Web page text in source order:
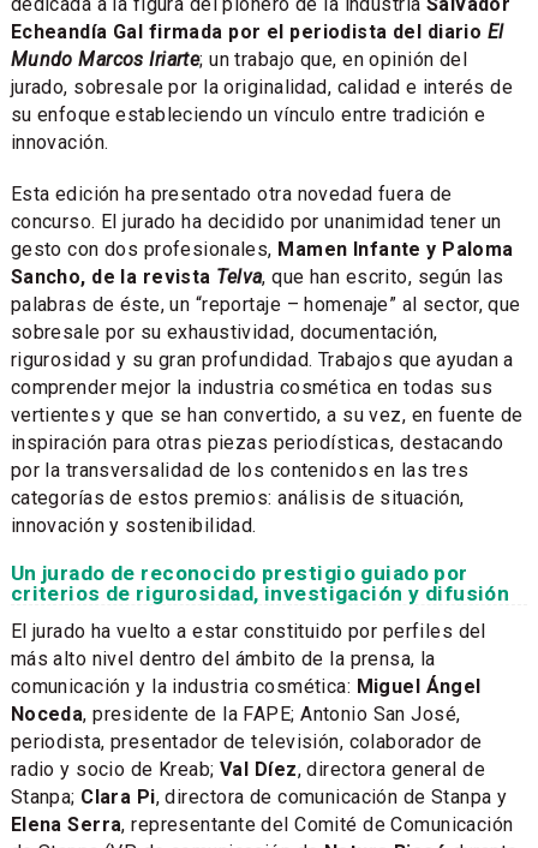
Echeandía Gal firmada por el periodista del diario El
Mundo Marcos Iriarte; un trabajo que, en opinión del
jurado, sobresale por la originalidad, calidad e interés de
su enfoque estableciendo un vínculo entre tradición e
innovación.
Esta edición ha presentado otra novedad fuera de
concurso. El jurado ha decidido por unanimidad tener un
gesto con dos profesionales, Mamen Infante y Paloma
Sancho, de la revista Telva, que han escrito, según las
palabras de éste, un “reportaje – homenaje” al sector, que
sobresale por su exhaustividad, documentación,
rigurosidad y su gran profundidad. Trabajos que ayudan a
comprender mejor la industria cosmética en todas sus
vertientes y que se han convertido, a su vez, en fuente de
inspiración para otras piezas periodísticas, destacando
por la transversalidad de los contenidos en las tres
categorías de estos premios: análisis de situación,
innovación y sostenibilidad.
Un jurado de reconocido prestigio guiado por
criterios de rigurosidad, investigación y difusión
El jurado ha vuelto a estar constituido por perfiles del
más alto nivel dentro del ámbito de la prensa, la
comunicación y la industria cosmética: Miguel Ángel
Noceda, presidente de la FAPE; Antonio San José,
periodista, presentador de televisión, colaborador de
radio y socio de Kreab;Val Díez, directora general de
Stanpa; Clara Pi, directora de comunicación de Stanpa y
Elena Serra, representante del Comité de Comunicación